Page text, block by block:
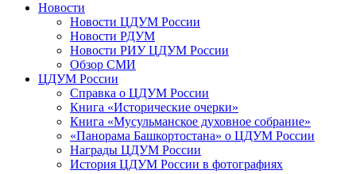
Новости
Новости ЦДУМ России
Новости РДУМ
Новости РИУ ЦДУМ России
Обзор СМИ
ЦДУМ России
Справка о ЦДУМ России
Книга «Исторические очерки»
Книга «Мусульманское духовное собрание»
«Панорама Башкортостана» о ЦДУМ России
Награды ЦДУМ России
История ЦДУМ России в фотографиях